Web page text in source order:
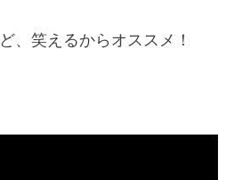
、笑えるからオススメ！